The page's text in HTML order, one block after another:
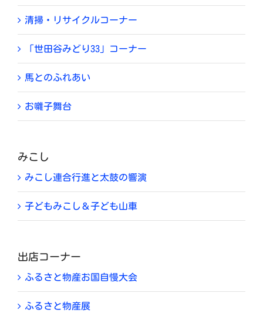
清掃・リサイクルコーナー
「世田谷みどり33」コーナー
馬とのふれあい
お囃子舞台
みこし
みこし連合行進と太鼓の響演
子どもみこし＆子ども山車
出店コーナー
ふるさと物産お国自慢大会
ふるさと物産展